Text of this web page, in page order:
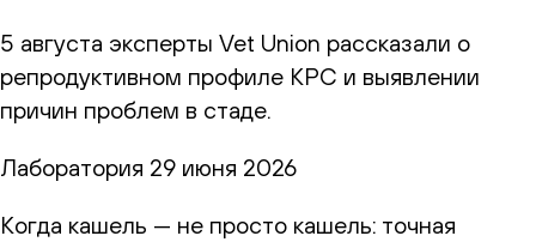
5 августа эксперты Vet Union рассказали о
репродуктивном профиле КРС и выявлении
причин проблем в стаде.
Лаборатория 29 июня 2026
Когда кашель — не просто кашель: точная